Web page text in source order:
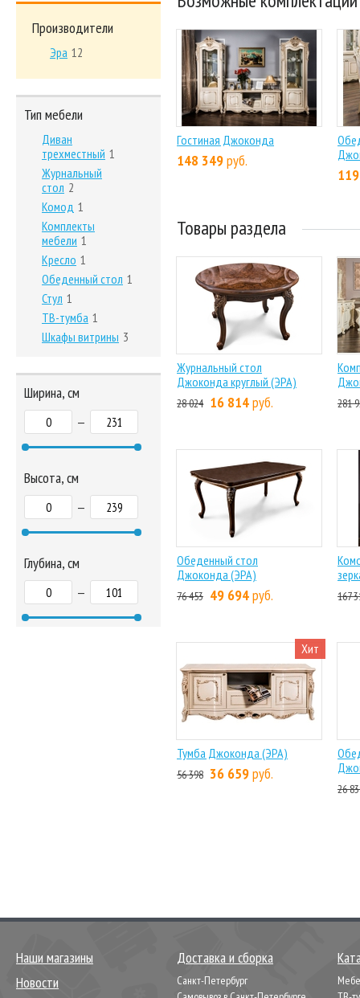
Гостиная Джоконда
148 349руб.
Товары раздела
Журнальный стол
Джоконда круглый (ЭРА)
28 024 16 814руб. 281
Обеденный стол
Джоконда (ЭРА)
76 453 49 694руб. 167
Хит
Тумба Джоконда (ЭРА)
56 398 36 659руб.
26
Производители
Эра 12
Тип мебели
Диван
трехместный 1
Журнальный
стол 2
Комод 1
Комплекты
мебели 1
Кресло 1
Обеденный стол 1
Стул 1
ТВ-тумба 1
Шкафы витрины 3
Ширина, см
—
Высота, см
—
Глубина, см
—
Наши магазины
Новости
Доставка и сборка
Санкт-Петербург